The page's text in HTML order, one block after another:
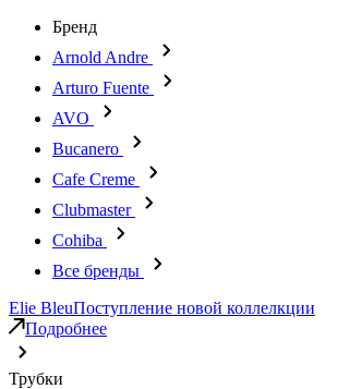
Бренд
Arnold Andre
Arturo Fuente
AVO
Bucanero
Cafe Creme
Clubmaster
Cohiba
Все бренды
Elie BleuПоступление новой коллелкции
Подробнее
Трубки